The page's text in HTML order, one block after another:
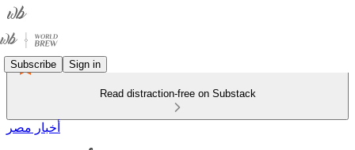
Subscribe Sign in
Read distraction-free on Substack
أخبار مصر